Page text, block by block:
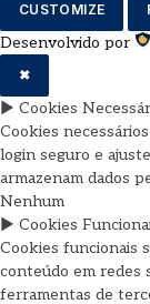
CUSTOMIZE
Desenvolvido por
✖
► Cookies
Cookies
login seguro e
armazenam dados
Nenhum
► Cookies
Cookies funcionais
conteúdo em redes
ferramentas de